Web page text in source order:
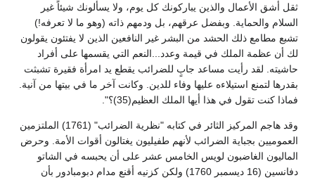
ثقل أشق الأعمال والذين يباركونك كل يوم، ولا يسألونك شيئاً غير
السلام والحماية. وبفضل عرقهم، بل ودمهم ذاته (وهو ما لا تعرفه!)
تشبع مطامع ذلك الحشد من البشر غير النافعين الذين لا يفتئون يقولون
لك أن عظمة الملك في قيمة وعدد...النعم التي يقسمها على أفراد
حاشيته. لقد رأيت مساعد جابٍ للضرائب يقطع يد امرأة فقيرة تشبثت
بقدرها لتمنع استيلاءه عليها وفاء للدين. وكانت آخر ما في بيتها من آنية.
فماذا كنت تقول في هذا أيها الملك العظيم(35)؟".
وقد هاجم المركيز الثائر في كتابه "نظرية الضرائب" (1761) الملتزمين
العموميين بجباية الضرائب لأنهم طفيليون يغتالون أقوات الأمة. وحرض
الماليون الغاضبون لويس الخامس عشر على أن يحبسه في الشاتو
دفانسين (16 ديسمبر 1760) ولكن كزنيه أقنع مدام دبومبادور بأن